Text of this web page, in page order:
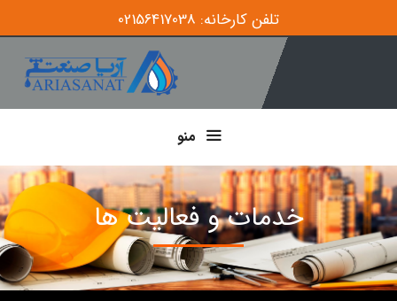
تلفن کارخانه: 02156417038
منو
خدمات و فعالیت ها